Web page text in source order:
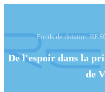
Fonds de dotation
De l'espoir dans la
de